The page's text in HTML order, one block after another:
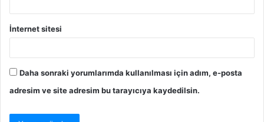
İnternet sitesi
Daha sonraki yorumlarımda kullanılması için adım, e-posta
adresim ve site adresim bu tarayıcıya kaydedilsin.